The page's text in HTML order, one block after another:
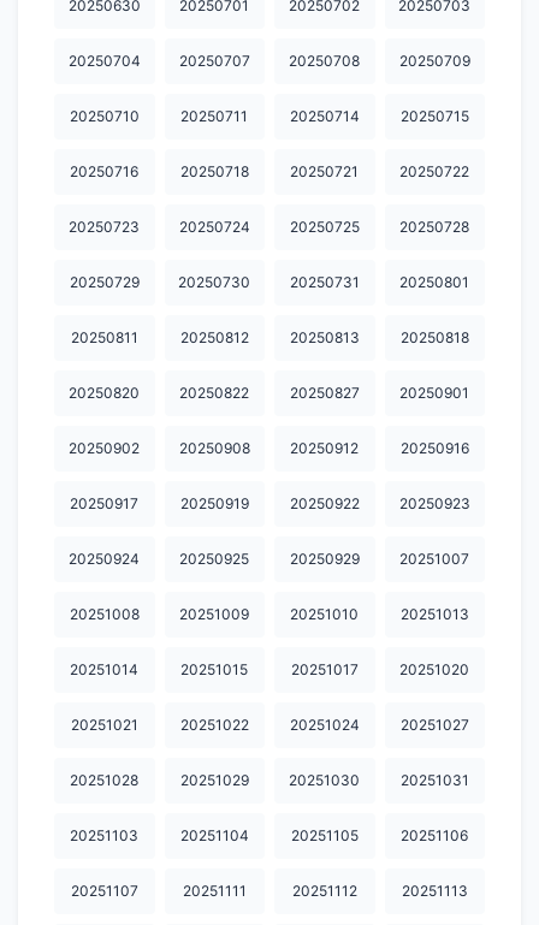
20260408 20260409 20260410 20260413 20260414
20260415 20260416 20260417 20260420 20260421
20260422 20260423 20260424 20260427 20260428
20260605 20260608 20260609 20260610 20260611
20260612 20260615 20260616 20260617 20260618
20260619 20260622 20260623 20260624 20260625
20250630 20250701 20250702 20250703
20250704 20250707 20250708 20250709
20250710 20250711 20250714 20250715
20250716 20250718 20250721 20250722
20250723 20250724 20250725 20250728
20250729 20250730 20250731 20250801
20250811 20250812 20250813 20250818
20250820 20250822 20250827 20250901
20250902 20250908 20250912 20250916
20250917 20250919 20250922 20250923
20250924 20250925 20250929 20251007
20251008 20251009 20251010 20251013
20251014 20251015 20251017 20251020
20251021 20251022 20251024 20251027
20251028 20251029 20251030 20251031
20251103 20251104 20251105 20251106
20251107 20251111 20251112 20251113